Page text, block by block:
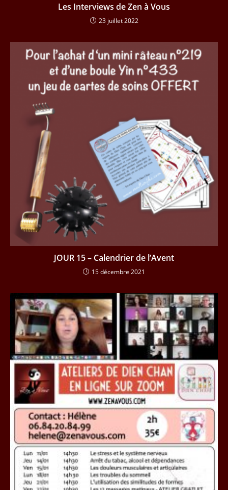
Les Interviews de Zen à Vous
23 juillet 2022
JOUR 15 – Calendrier de l’Avent
15 décembre 2021